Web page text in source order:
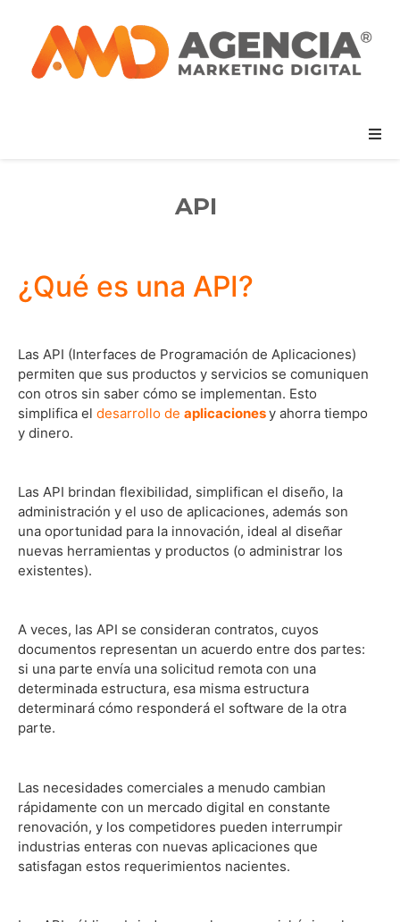
API
¿Qué es una API?
Las API (Interfaces de Programación de Aplicaciones)
permiten que sus productos y servicios se comuniquen
con otros sin saber cómo se implementan. Esto
simplifica el desarrollo de aplicacionesy ahorra tiempo
y dinero.
Las API brindan flexibilidad, simplifican el diseño, la
administración y el uso de aplicaciones, además son
una oportunidad para la innovación, ideal al diseñar
nuevas herramientas y productos (o administrar los
existentes).
A veces, las API se consideran contratos, cuyos
documentos representan un acuerdo entre dos partes:
si una parte envía una solicitud remota con una
determinada estructura, esa misma estructura
determinará cómo responderá el software de la otra
parte.
Las necesidades comerciales a menudo cambian
rápidamente con un mercado digital en constante
renovación, y los competidores pueden interrumpir
industrias enteras con nuevas aplicaciones que
satisfagan estos requerimientos nacientes.